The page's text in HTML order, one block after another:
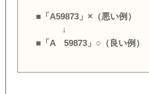
■「A59873」×（悪い例）
↓
■「A 59873」○（良い例）